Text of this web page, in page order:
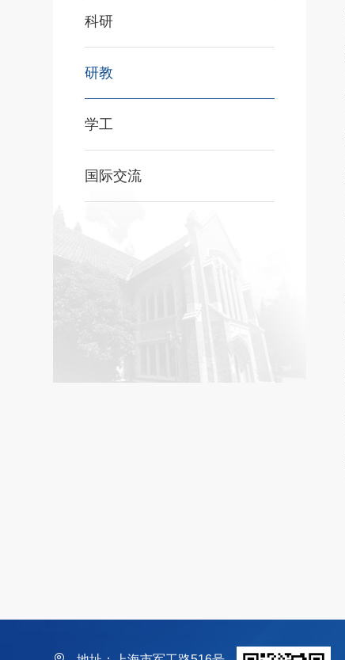
科研
研教
学工
国际交流